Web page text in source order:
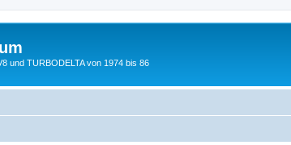
und TURBODELTA von 1974 bis 86